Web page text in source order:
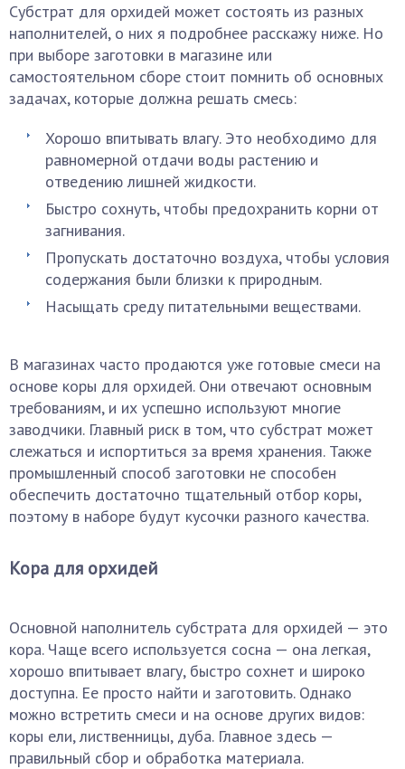
Субстрат для орхидей может состоять из разных
наполнителей, о них я подробнее расскажу ниже. Но
при выборе заготовки в магазине или
самостоятельном сборе стоит помнить об основных
задачах, которые должна решать смесь:
Хорошо впитывать влагу. Это необходимо для
равномерной отдачи воды растению и
отведению лишней жидкости.
Быстро сохнуть, чтобы предохранить корни от
загнивания.
Пропускать достаточно воздуха, чтобы условия
содержания были близки к природным.
Насыщать среду питательными веществами.
В магазинах часто продаются уже готовые смеси на
основе коры для орхидей. Они отвечают основным
требованиям, и их успешно используют многие
заводчики. Главный риск в том, что субстрат может
слежаться и испортиться за время хранения. Также
промышленный способ заготовки не способен
обеспечить достаточно тщательный отбор коры,
поэтому в наборе будут кусочки разного качества.
Кора для орхидей
Основной наполнитель субстрата для орхидей — это
кора. Чаще всего используется сосна — она легкая,
хорошо впитывает влагу, быстро сохнет и широко
доступна. Ее просто найти и заготовить. Однако
можно встретить смеси и на основе других видов:
коры ели, лиственницы, дуба. Главное здесь —
правильный сбор и обработка материала.